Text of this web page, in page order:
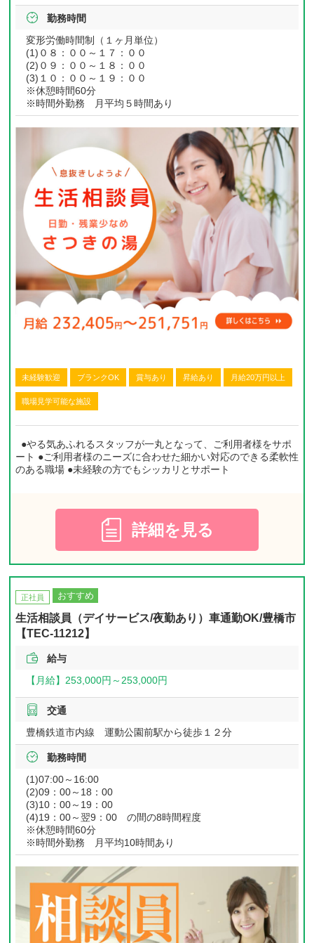
勤務時間
変形労働時間制（１ヶ月単位）
(1)０８：００～１７：００
(2)０９：００～１８：００
(3)１０：００～１９：００
※休憩時間60分
※時間外勤務 月平均５時間あり
未経験歓迎 ブランクOK 賞与あり 昇給あり 月給20万円以上
職場見学可能な施設
●やる気あふれるスタッフが一丸となって、ご利用者様をサポ
ート ●ご利用者様のニーズに合わせた細かい対応のできる柔軟性
のある職場 ●未経験の方でもシッカリとサポート
詳細を見る
正社員 おすすめ
生活相談員（デイサービス/夜勤あり）車通勤OK/豊橋市
【TEC-11212】
給与
【月給】 253,000円～ 253,000円
交通
豊橋鉄道市内線 運動公園前駅から徒歩１２分
勤務時間
(1)07:00～16:00
(2)09：00～18：00
(3)10：00～19：00
(4)19：00～翌9：00 の間の8時間程度
※休憩時間60分
※時間外勤務 月平均10時間あり